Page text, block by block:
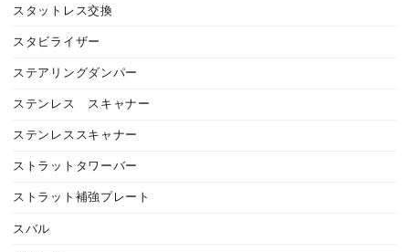
スタットレス交換
スタビライザー
ステアリングダンパー
ステンレス スキャナー
ステンレススキャナー
ストラットタワーバー
ストラット補強プレート
スバル